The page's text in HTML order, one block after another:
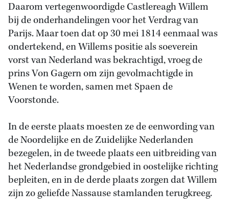
Daarom vertegenwoordigde Castlereagh Willem
bij de onderhandelingen voor het Verdrag van
Parijs. Maar toen dat op 30 mei 1814 eenmaal was
ondertekend, en Willems positie als soeverein
vorst van Nederland was bekrachtigd, vroeg de
prins Von Gagern om zijn gevolmachtigde in
Wenen te worden, samen met Spaen de
Voorstonde.
In de eerste plaats moesten ze de eenwording van
de Noordelijke en de Zuidelijke Nederlanden
bezegelen, in de tweede plaats een uitbreiding van
het Nederlandse grondgebied in oostelijke richting
bepleiten, en in de derde plaats zorgen dat Willem
zijn zo geliefde Nassause stamlanden terugkreeg.